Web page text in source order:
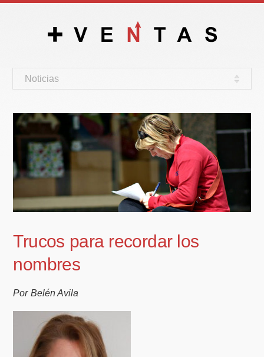
Noticias
Trucos para recordar los
nombres
Por Belén Avila